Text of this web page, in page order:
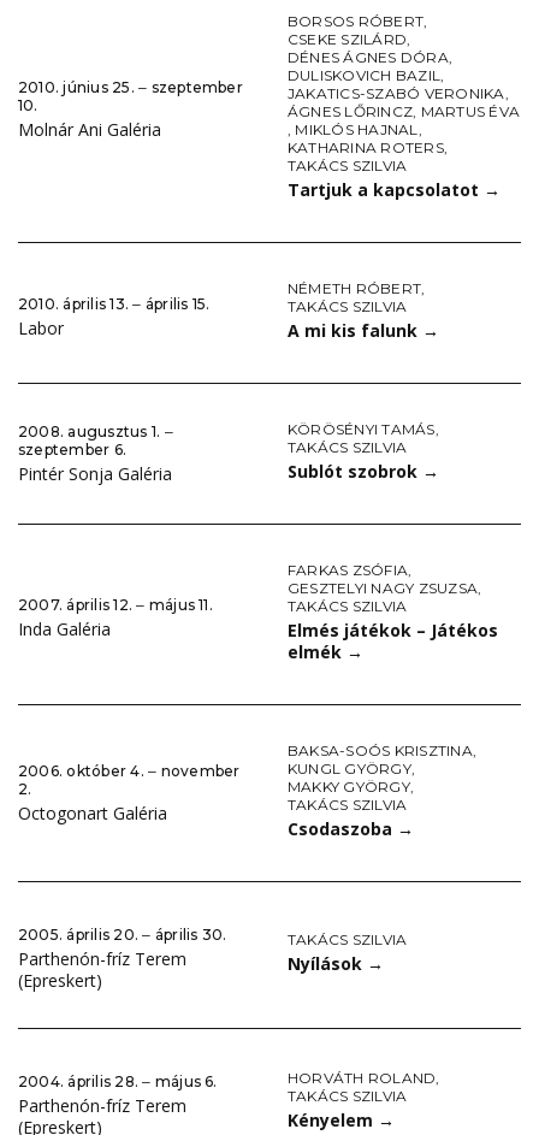
2010. június 25. ‒ szeptember
10.
Molnár Ani Galéria
BORSOS RÓBERT,
CSEKE SZILÁRD,
DÉNES ÁGNES DÓRA,
DULISKOVICH BAZIL,
JAKATICS-SZABÓ VERONIKA,
ÁGNES LŐRINCZ, MARTUS ÉVA
, MIKLÓS HAJNAL,
KATHARINA ROTERS,
TAKÁCS SZILVIA
Tartjuk a kapcsolatot →
2010. április 13. ‒ április 15.
Labor
NÉMETH RÓBERT,
TAKÁCS SZILVIA
A mi kis falunk →
2008. augusztus 1. ‒
szeptember 6.
Pintér Sonja Galéria
KÖRÖSÉNYI TAMÁS,
TAKÁCS SZILVIA
Sublót szobrok →
2007. április 12. ‒ május 11.
Inda Galéria
FARKAS ZSÓFIA,
GESZTELYI NAGY ZSUZSA,
TAKÁCS SZILVIA
Elmés játékok – Játékos
elmék →
2006. október 4. ‒ november
2.
Octogonart Galéria
BAKSA-SOÓS KRISZTINA,
KUNGL GYÖRGY,
MAKKY GYÖRGY,
TAKÁCS SZILVIA
Csodaszoba →
2005. április 20. ‒ április 30.
Parthenón-fríz Terem
(Epreskert)
TAKÁCS SZILVIA
Nyílások →
2004. április 28. ‒ május 6.
Parthenón-fríz Terem
(Epreskert)
HORVÁTH ROLAND
TAKÁCS SZILVIA
Kényelem →